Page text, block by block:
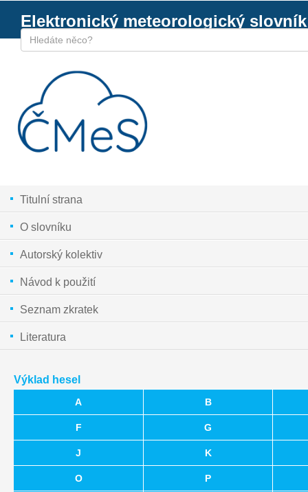
Elektronický meteorologický slovník
Titulní strana
O slovníku
Autorský kolektiv
Návod k použití
Seznam zkratek
Literatura
Výklad hesel
A B
F G
J K
O P